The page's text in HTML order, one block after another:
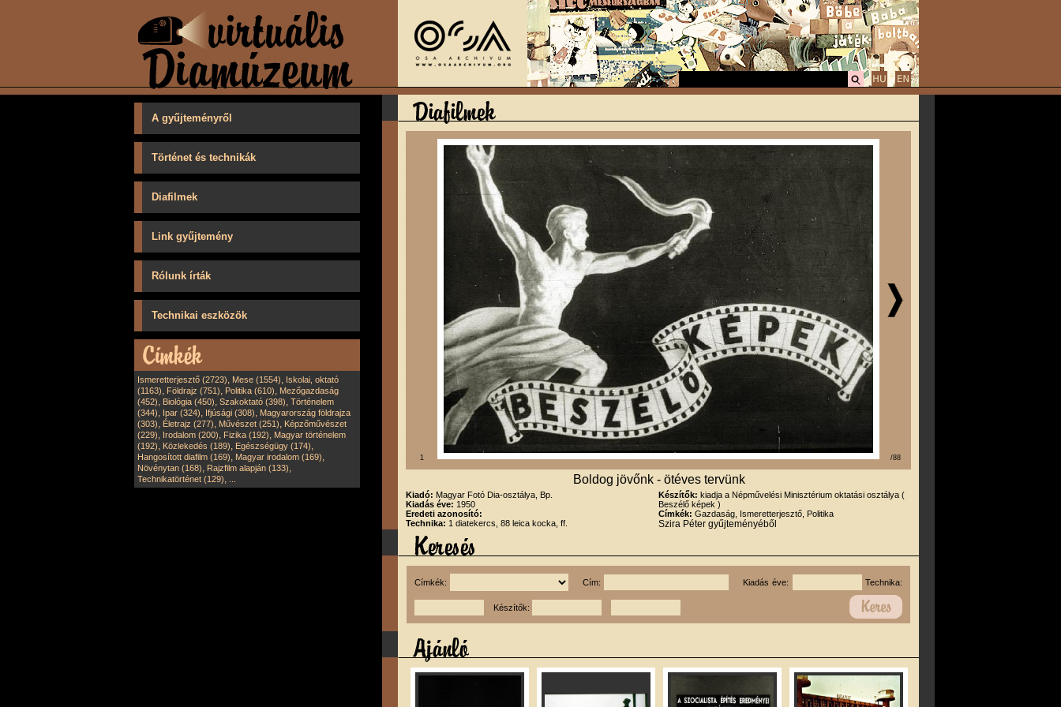
A gyűjteményről
Történet és technikák
Diafilmek
Link gyűjtemény
Rólunk írták
Technikai eszközök
Ismeretterjesztő (2723), Mese (1554), Iskolai, oktató
(1163), Földrajz (751), Politika (610), Mezőgazdaság
(452), Biológia (450), Szakoktató (398), Történelem
(344), Ipar (324), Ifjúsági (308), Magyarország földrajza
(303), Életrajz (277), Művészet (251), Képzőművészet
(229), Irodalom (200), Fizika (192), Magyar történelem
(192), Közlekedés (189), Egészségügy (174),
Hangosított diafilm (169), Magyar irodalom (169),
Növénytan (168), Rajzfilm alapján (133),
Technikatörténet (129),
1 /88
Boldog jövőnk - ötéves tervünk
Kiadó: Magyar Fotó Dia-osztálya, Bp.
Kiadás éve: 1950
Eredeti azonosító:
Technika: 1 diatekercs, 88 leica kocka, ff.
Készítők: kiadja a Népművelési Minisztérium oktatási osztálya (
Beszélő képek )
Címkék: Gazdaság, Ismeretterjesztő, Politika
Szira Péter gyűjteményéből
Címkék: Cím: Kiadás éve: Technika:
Készítők: